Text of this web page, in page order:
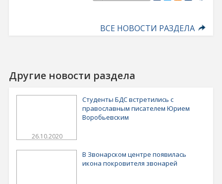
ВСЕ НОВОСТИ РАЗДЕЛА
Другие новости раздела
26.10.2020
Студенты БДС встретились с
православным писателем Юрием
Воробьевским
В Звонарском центре появилась
икона покровителя звонарей